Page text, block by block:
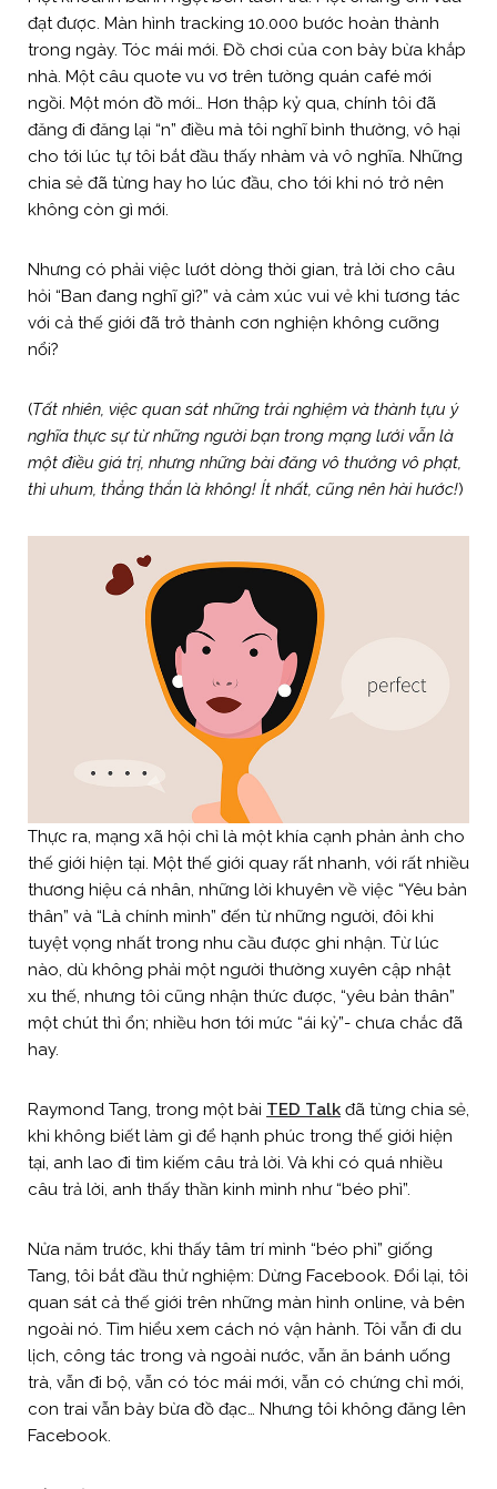
đạt được. Màn hình tracking 10.000 bước hoàn thành
trong ngày. Tóc mái mới. Đồ chơi của con bày bừa khắp
nhà. Một câu quote vu vơ trên tường quán café mới
ngồi. Một món đồ mới… Hơn thập kỷ qua, chính tôi đã
đăng đi đăng lại “n” điều mà tôi nghĩ bình thường, vô hại
cho tới lúc tự tôi bắt đầu thấy nhàm và vô nghĩa. Những
chia sẻ đã từng hay ho lúc đầu, cho tới khi nó trở nên
không còn gì mới.
Nhưng có phải việc lướt dòng thời gian, trả lời cho câu
hỏi “Ban đang nghĩ gì?” và cảm xúc vui vẻ khi tương tác
với cả thế giới đã trở thành cơn nghiện không cưỡng
nổi?
(Tất nhiên, việc quan sát những trải nghiệm và thành tựu ý
nghĩa thực sự từ những người bạn trong mạng lưới vẫn là
một điều giá trị, nhưng những bài đăng vô thưởng vô phạt,
thì uhum, thẳng thắn là không! Ít nhất, cũng nên hài hước!)
Thực ra, mạng xã hội chỉ là một khía cạnh phản ảnh cho
thế giới hiện tại. Một thế giới quay rất nhanh, với rất nhiều
thương hiệu cá nhân, những lời khuyên về việc “Yêu bản
thân” và “Là chính mình” đến từ những người, đôi khi
tuyệt vọng nhất trong nhu cầu được ghi nhận. Từ lúc
nào, dù không phải một người thường xuyên cập nhật
xu thế, nhưng tôi cũng nhận thức được, “yêu bản thân”
một chút thì ổn; nhiều hơn tới mức “ái kỷ”- chưa chắc đã
hay.
Raymond Tang, trong một bài TED Talk đã từng chia sẻ,
khi không biết làm gì để hạnh phúc trong thế giới hiện
tại, anh lao đi tìm kiếm câu trả lời. Và khi có quá nhiều
câu trả lời, anh thấy thần kinh mình như “béo phì”.
Nửa năm trước, khi thấy tâm trí mình “béo phì” giống
Tang, tôi bắt đầu thử nghiệm: Dừng Facebook. Đổi lại, tôi
quan sát cả thế giới trên những màn hình online, và bên
ngoài nó. Tìm hiểu xem cách nó vận hành. Tôi vẫn đi du
lịch, công tác trong và ngoài nước, vẫn ăn bánh uống
trà, vẫn đi bộ, vẫn có tóc mái mới, vẫn có chứng chỉ mới,
con trai vẫn bày bừa đồ đạc… Nhưng tôi không đăng lên
Facebook.